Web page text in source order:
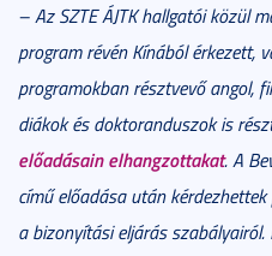
– Az SZTE ÁJTK hallgatói közül
program révén Kínából érkezett,
programokban résztvevő angol,
diákok és doktoranduszok is
előadásain elhangzottakat. A
című előadása után
a bizonyítási eljárás